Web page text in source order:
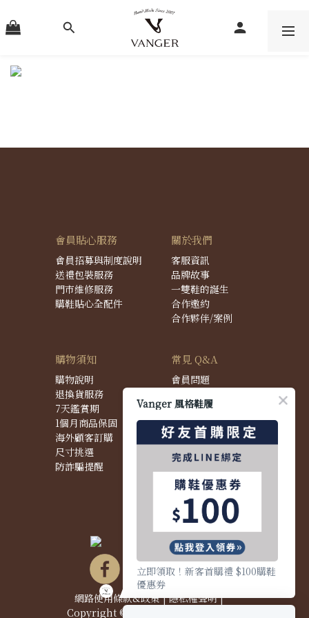
會員貼心服務
會員招募與制度說明
送禮包裝服務
門市維修服務
購鞋貼心全配件
關於我們
客服資訊
品牌故事
一雙鞋的誕生
合作邀約
合作夥伴/案例
購物須知
購物說明
退換貨服務
7天鑑賞期
1個月商品保固
海外顧客訂購
尺寸挑選
防詐騙提醒
常見 Q&A
會員問題
配送問題
退換貨問題
商品問題
網路使用條款&政策|隱私權聲明|
Copyright © 2021 Vanger 風格鞋履
Vanger 風格鞋履
立即領取！新客首購禮 $100購鞋
優惠券